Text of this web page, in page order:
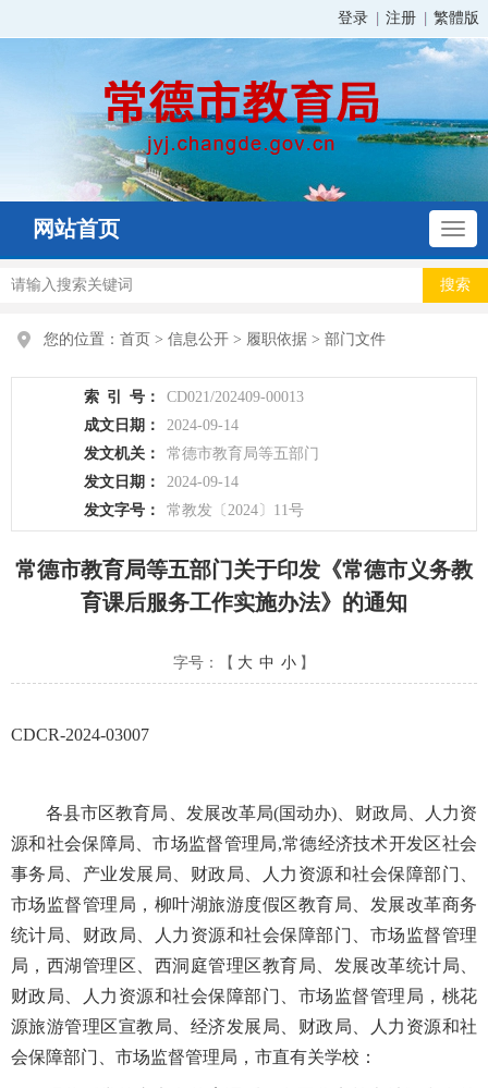
登录 注册 繁體版
网站首页
您的位置： 首页 > 信息公开 > 履职依据 > 部门文件
索 引 号：
CD021/202409-00013
成文日期：
2024-09-14
发文机关：
常德市教育局等五部门
发文日期：
2024-09-14
发文字号：
常教发〔2024〕11号
常德市教育局等五部门关于印发《常德市义务教
育课后服务工作实施办法》的通知
字号：【 大 中 小 】
CDCR-2024-03007
各县市区教育局、发展改革局(国动办)、财政局、人力资
源和社会保障局、市场监督管理局,常德经济技术开发区社会
事务局、产业发展局、财政局、人力资源和社会保障部门、
市场监督管理局，柳叶湖旅游度假区教育局、发展改革商务
统计局、财政局、人力资源和社会保障部门、市场监督管理
局，西湖管理区、西洞庭管理区教育局、发展改革统计局、
财政局、人力资源和社会保障部门、市场监督管理局，桃花
源旅游管理区宣教局、经济发展局、财政局、人力资源和社
会保障部门、市场监督管理局，市直有关学校：